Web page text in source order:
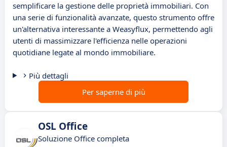
semplificare la gestione delle proprietà immobiliari. Con
una serie di funzionalità avanzate, questo strumento offre
un'alternativa interessante a Weasyflux, permettendo agli
utenti di massimizzare l'efficienza nelle operazioni
quotidiane legate al mondo immobiliare.
Più dettagli
Per saperne di più
OSL Office
Soluzione Office completa